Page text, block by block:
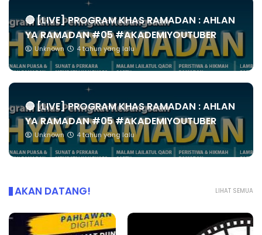
🔴 [LIVE] PROGRAM KHAS RAMADAN : AHLAN
YA RAMADAN #05 #AKADEMIYOUTUBER
Unknown 4 tahun yang lalu
🔴 [LIVE] PROGRAM KHAS RAMADAN : AHLAN
YA RAMADAN #05 #AKADEMIYOUTUBER
Unknown 4 tahun yang lalu
LIHAT SEMUA
AKAN DATANG!